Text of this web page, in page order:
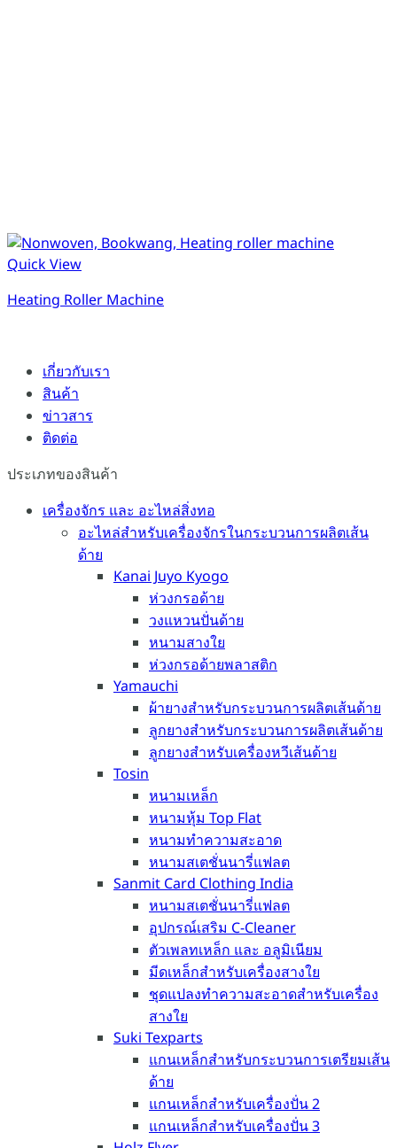
Quick View
Heating Roller Machine
เกี่ยวกับเรา
สินค้า
ข่าวสาร
ติดต่อ
ประเภทของสินค้า
เครื่องจักร และ อะไหล่สิ่งทอ
อะไหล่สำหรับเครื่องจักรในกระบวนการผลิตเส้น
ด้าย
Kanai Juyo Kyogo
ห่วงกรอด้าย
วงแหวนปั่นด้าย
หนามสางใย
ห่วงกรอด้ายพลาสติก
Yamauchi
ผ้ายางสำหรับกระบวนการผลิตเส้นด้าย
ลูกยางสำหรับกระบวนการผลิตเส้นด้าย
ลูกยางสำหรับเครื่องหวีเส้นด้าย
Tosin
หนามเหล็ก
หนามหุ้ม Top Flat
หนามทำความสะอาด
หนามสเตชั่นนารี่แฟลต
Sanmit Card Clothing India
หนามสเตชั่นนารี่แฟลต
อุปกรณ์เสริม C-Cleaner
ตัวเพลทเหล็ก และ อลูมิเนียม
มีดเหล็กสำหรับเครื่องสางใย
ชุดแปลงทำความสะอาดสำหรับเครื่อง
สางใย
Suki Texparts
แกนเหล็กสำหรับกระบวนการเตรียมเส้น
ด้าย
แกนเหล็กสำหรับเครื่องปั่น 2
แกนเหล็กสำหรับเครื่องปั่น 3